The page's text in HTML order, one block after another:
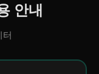
안내